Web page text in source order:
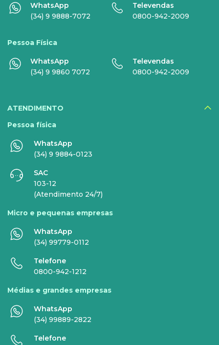
Nomo Music
Sky+
HBO Max
Veja todos serviços
EMPRESAS
INTERNET
Internet Fibra
Comunicação de Dados
Super Wi-Fi
Internet Essence
SERVIÇOS
DIGITAIS
WhatsApp
(34) 9 9888-7072
Televendas
0800-942-2009
Pessoa Física
WhatsApp
(34) 9 9860 7072
Televendas
0800-942-2009
ATENDIMENTO
Pessoa física
WhatsApp
(34) 9 9884-0123
SAC
103-12
(Atendimento 24/7)
Micro e pequenas empresas
WhatsApp
(34) 99779-0112
Telefone
0800-942-1212
Médias e grandes empresas
WhatsApp
(34) 99889-2822
Telefone